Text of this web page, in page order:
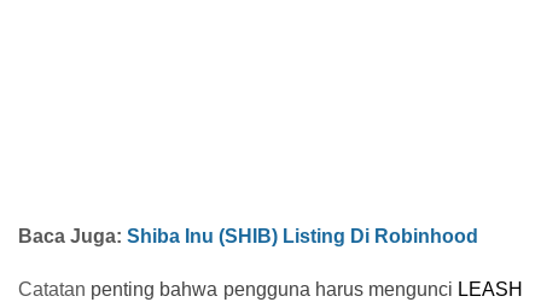
Baca Juga: Shiba Inu (SHIB) Listing Di Robinhood
Catatan penting bahwa pengguna harus mengunci LEASH